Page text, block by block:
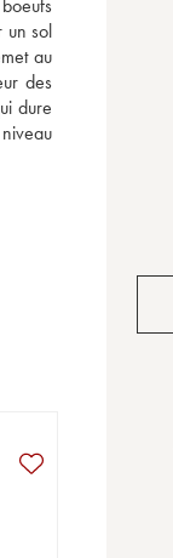
un sol
au
des
dure